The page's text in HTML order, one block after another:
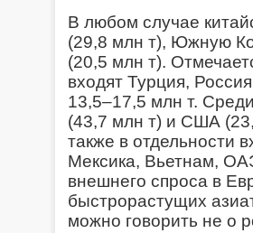
В любом случае
(29,8 млн т), Южную
(20,5 млн т).
входят Турция,
13,5–17,5 млн т.
(43,7 млн т) и США
также в отдельности
Мексика, Вьетнам,
внешнего спроса в
быстрорастущих
можно говорить не о